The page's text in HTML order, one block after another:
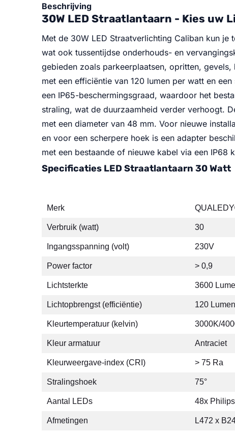
Beschrijving
30W LED Straatlantaarn - Kies uw
Met de 30W LED Straatverlichting Caliban kun
wat ook tussentijdse onderhouds- en
gebieden zoals parkeerplaatsen, opritten,
met een efficiëntie van 120 lumen per watt en
een IP65-beschermingsgraad, waardoor het
straling, wat de duurzaamheid verder verhoogt.
met een diameter van 48 mm. Voor nieuwe
en voor een scherpere hoek is een adapter
met een bestaande of nieuwe kabel via een
Specificaties LED Straatlantaarn 30 Watt
Merk
Verbruik (watt) 30
Ingangsspanning (volt) 230V
Power factor > 0,9
Lichtsterkte 3600
Lichtopbrengst (efficiëntie) 120
Kleurtemperatuur (kelvin) 3000K/
Kleur armatuur Antraciet
Kleurweergave-index (CRI) > 75 Ra
Stralingshoek 75°
Aantal LEDs 48x
Afmetingen L472 x